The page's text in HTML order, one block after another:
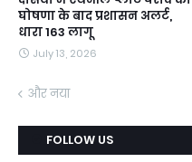
घोषणा के बाद प्रशासन अलर्ट,
धारा 163 लागू
July 13, 2026
और नया
FOLLOW US